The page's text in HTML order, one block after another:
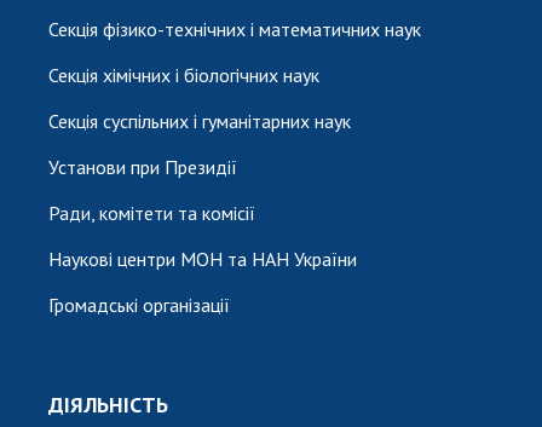
Секція фізико-технічних і математичних наук
Секція хімічних і біологічних наук
Секція суспільних і гуманітарних наук
Установи при Президії
Ради, комітети та комісії
Наукові центри МОН та НАН України
Громадські організації
ДІЯЛЬНІСТЬ